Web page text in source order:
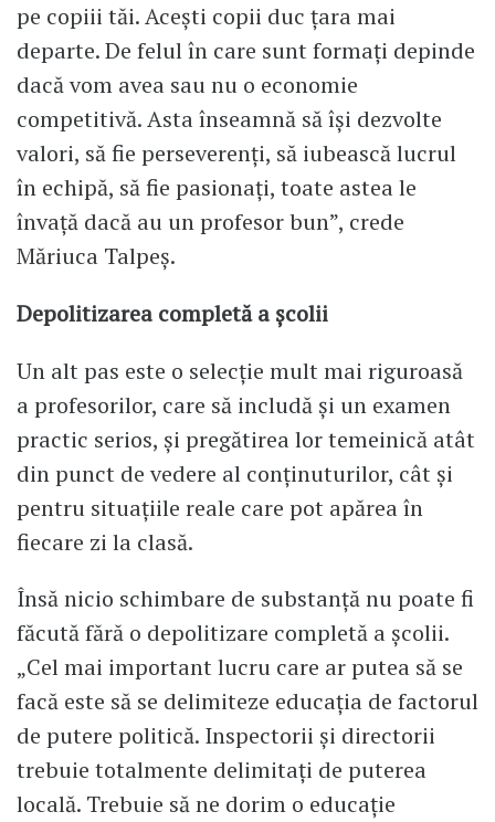
pe copiii tăi. Acești copii duc țara mai
departe. De felul în care sunt formați depinde
dacă vom avea sau nu o economie
competitivă. Asta înseamnă să își dezvolte
valori, să fie perseverenți, să iubească lucrul
în echipă, să fie pasionați, toate astea le
învață dacă au un profesor bun”, crede
Măriuca Talpeș.
Depolitizarea completă a școlii
Un alt pas este o selecție mult mai riguroasă
a profesorilor, care să includă și un examen
practic serios, și pregătirea lor temeinică atât
din punct de vedere al conținuturilor, cât și
pentru situațiile reale care pot apărea în
fiecare zi la clasă.
Însă nicio schimbare de substanță nu poate fi
făcută fără o depolitizare completă a școlii.
„Cel mai important lucru care ar putea să se
facă este să se delimiteze educația de factorul
de putere politică. Inspectorii și directorii
trebuie totalmente delimitați de puterea
locală. Trebuie să ne dorim o educație